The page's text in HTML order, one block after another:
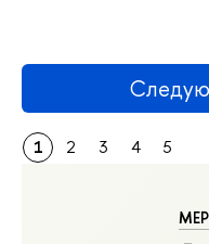
1 2 3 4 5